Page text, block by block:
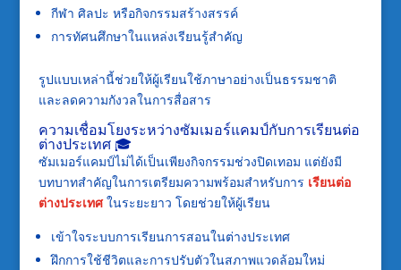
กีฬา ศิลปะ หรือกิจกรรมสร้างสรรค์
การทัศนศึกษาในแหล่งเรียนรู้สำคัญ
รูปแบบเหล่านี้ช่วยให้ผู้เรียนใช้ภาษาอย่างเป็นธรรมชาติ
และลดความกังวลในการสื่อสาร
ความเชื่อมโยงระหว่างซัมเมอร์แคมป์กับการเรียนต่อ
ต่างประเทศ 🎓
ซัมเมอร์แคมป์ไม่ได้เป็นเพียงกิจกรรมช่วงปิดเทอม แต่ยังมี
บทบาทสำคัญในการเตรียมความพร้อมสำหรับการ เรียนต่อ
ต่างประเทศ ในระยะยาว โดยช่วยให้ผู้เรียน
เข้าใจระบบการเรียนการสอนในต่างประเทศ
ฝึกการใช้ชีวิตและการปรับตัวในสภาพแวดล้อมใหม่